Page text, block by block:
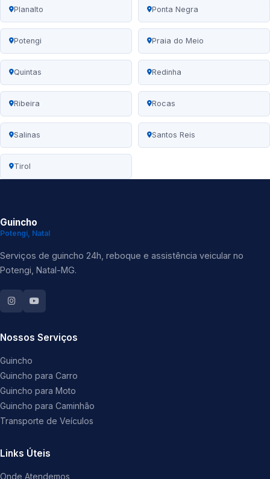
Planalto Ponta Negra
Potengi Praia do Meio
Quintas Redinha
Ribeira Rocas
Salinas Santos Reis
Tirol
Guincho
Potengi, Natal
Serviços de guincho 24h, reboque e assistência veicular no
Potengi, Natal-MG.
Nossos Serviços
Guincho
Guincho para Carro
Guincho para Moto
Guincho para Caminhão
Transporte de Veículos
Links Úteis
Onde Atendemos